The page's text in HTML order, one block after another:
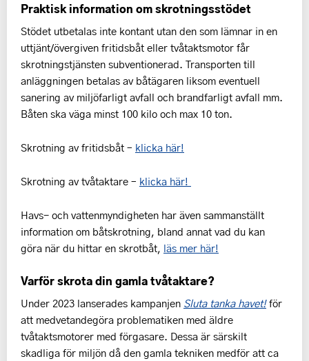
Praktisk information om skrotningsstödet
Stödet utbetalas inte kontant utan den som lämnar in en
uttjänt/övergiven fritidsbåt eller tvåtaktsmotor får
skrotningstjänsten subventionerad. Transporten till
anläggningen betalas av båtägaren liksom eventuell
sanering av miljöfarligt avfall och brandfarligt avfall mm.
Båten ska väga minst 100 kilo och max 10 ton.
Skrotning av fritidsbåt – klicka här!
Skrotning av tvåtaktare – klicka här!
Havs- och vattenmyndigheten har även sammanställt
information om båtskrotning, bland annat vad du kan
göra när du hittar en skrotbåt, läs mer här!
Varför skrota din gamla tvåtaktare?
Under 2023 lanserades kampanjen Sluta tanka havet!för
att medvetandegöra problematiken med äldre
tvåtaktsmotorer med förgasare. Dessa är särskilt
skadliga för miljön då den gamla tekniken medför att ca